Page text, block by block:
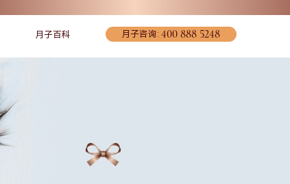
月子咨询:400 888 5248
月子百科